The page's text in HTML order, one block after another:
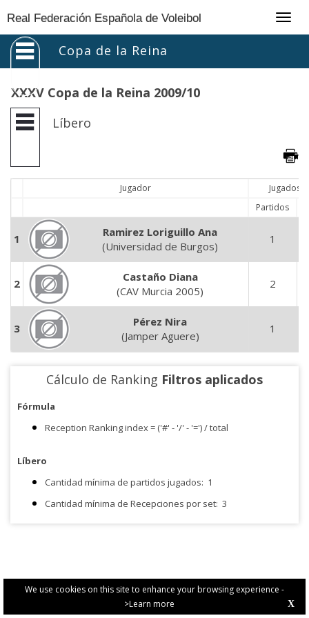
We use cookies on this site to enhance your browsing experience -
>Learn more
X
Real Federación Española de Voleibol
Copa de la Reina
XXXV Copa de la Reina 2009/10
Líbero
Jugador
Jugados
Partidos
1
Ramirez Loriguillo Ana
(Universidad de Burgos)
1
2
Castaño Diana
(CAV Murcia 2005)
2
3
Pérez Nira
(Jamper Aguere)
1
Cálculo de Ranking Filtros aplicados
Fórmula
Reception Ranking index = ('#' - '/' - '=') / total
Líbero
Cantidad mínima de partidos jugados: 1
Cantidad mínima de Recepciones por set: 3